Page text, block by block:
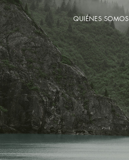
QUIÉNES SOMOS